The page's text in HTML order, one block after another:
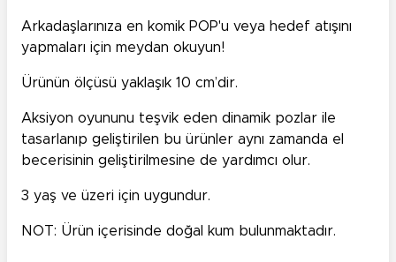
Arkadaşlarınıza en komik POP'u veya hedef atışını
yapmaları için meydan okuyun!
Ürünün ölçüsü yaklaşık 10 cm’dir.
Aksiyon oyununu teşvik eden dinamik pozlar ile
tasarlanıp geliştirilen bu ürünler aynı zamanda el
becerisinin geliştirilmesine de yardımcı olur.
3 yaş ve üzeri için uygundur.
NOT: Ürün içerisinde doğal kum bulunmaktadır.